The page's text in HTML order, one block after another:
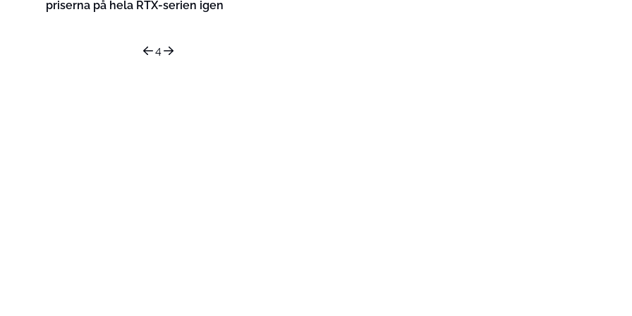
priserna på hela RTX-serien igen
4